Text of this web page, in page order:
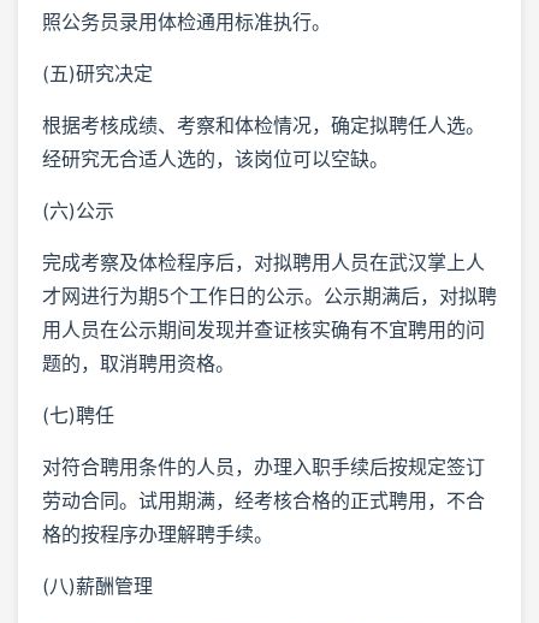
照公务员录用体检通用标准执行。
(五)研究决定
根据考核成绩、考察和体检情况，确定拟聘任人选。
经研究无合适人选的，该岗位可以空缺。
(六)公示
完成考察及体检程序后，对拟聘用人员在武汉掌上人
才网进行为期5个工作日的公示。公示期满后，对拟聘
用人员在公示期间发现并查证核实确有不宜聘用的问
题的，取消聘用资格。
(七)聘任
对符合聘用条件的人员，办理入职手续后按规定签订
劳动合同。试用期满，经考核合格的正式聘用，不合
格的按程序办理解聘手续。
(八)薪酬管理